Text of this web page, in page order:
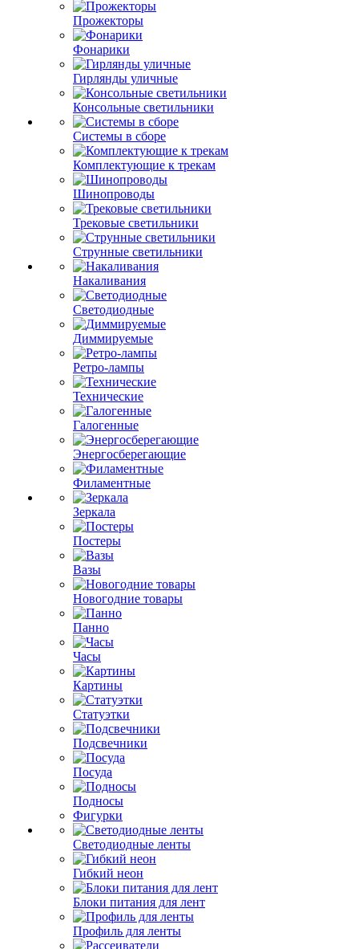
Прожекторы
Фонарики
Гирлянды уличные
Консольные светильники
Системы в сборе
Комплектующие к трекам
Шинопроводы
Трековые светильники
Струнные светильники
Накаливания
Светодиодные
Диммируемые
Ретро-лампы
Технические
Галогенные
Энергосберегающие
Филаментные
Зеркала
Постеры
Вазы
Новогодние товары
Панно
Часы
Картины
Статуэтки
Подсвечники
Посуда
Подносы
Фигурки
Светодиодные ленты
Гибкий неон
Блоки питания для лент
Профиль для ленты